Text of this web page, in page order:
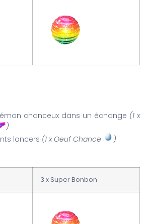
chanceux dans un échange (1 x
)
lancers (1 x Oeuf Chance )
3 x Super Bonbon